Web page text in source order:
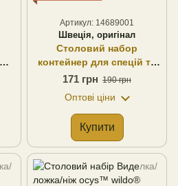
Артикул: 14689001
Швеція, оригінал
Столовий набор
контейнер для спецій та
солі wildo комбі.
оригінал Швеція
171 грн 190 грн
Оптові ціни
Купити